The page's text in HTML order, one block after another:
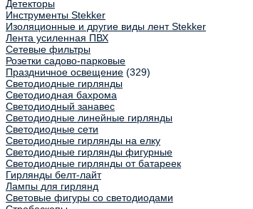
Детекторы
Инструменты Stekker
Изоляционные и другие виды лент Stekker
Лента усиленная ПВХ
Сетевые фильтры
Розетки садово-парковые
Праздничное освещение (329)
Светодиодные гирлянды
Светодиодная бахрома
Светодиодный занавес
Светодиодные линейные гирлянды
Светодиодные сети
Светодиодные гирлянды на елку
Светодиодные гирлянды фигурные
Светодиодные гирлянды от батареек
Гирлянды белт-лайт
Лампы для гирлянд
Световые фигуры со светодиодами